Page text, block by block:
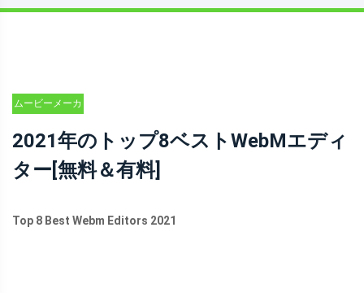
ムービーメーカ
2021年のトップ8ベストWebMエディ
ター[無料＆有料]
Top 8 Best Webm Editors 2021